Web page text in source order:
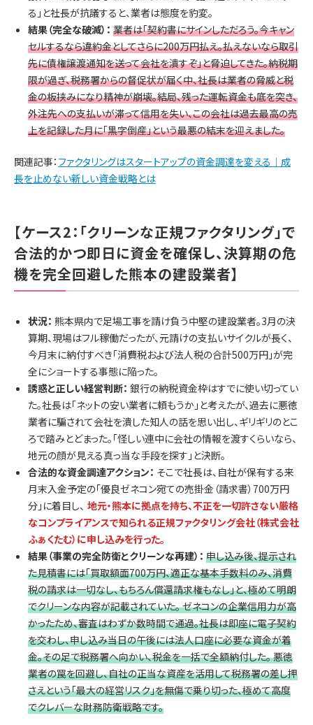
る」と社長が抗議すると、業者は態度を豹変。
結果（完全な破滅）： 業者は「契約書にサインしただろう。今キャン
セルするなら違約金としてさらに200万円払え。払えないなら取引
先に債権譲渡通知を送って会社を潰すぞ」と脅迫してきた。納税期
限が過ぎ、税務署からの督促状が届く中、社長は業者の脅威と税
金の板挟みになり精神が崩壊。結局、残った運転資金も底を突き、
外注先への支払いが滞って信用を失い、この会社は過去最高の売
上を記録した月に「黒字倒産」という最悪の結末を迎えました。
関連記事： ファクタリングはスタートアップの資金調達を変える｜成
長を止めない新しい資金戦略とは
【ケース2：「クリーンな正規ファクタリング」で
合法的かつ即日に資金を確保し、決算期の危
機を完全回避した熊本の建設業者】
状況： 熊本県内で足場工事を請け負う中堅の建設業者。3月の決
算期、現場はフル稼働だったが、元請けの支払いサイクルが長く、
今月末に納付すべき「消費税および法人税の合計500万円」が完
全にショートする事態に陥った。
誘惑と正しい経営判断： 銀行の納税資金枠はすでに使い切ってい
た。社長は「ネットの安い業者に頼もうか」と考えたが、過去に悪徳
業者に騙されて会社を潰した知人の話を思い出し、ギリギリのとこ
ろで踏みとどまった。「怪しい連中に会社の情報を渡すくらいなら、
地元の顔が見える真っ当な手段を探す」と決断。
合法的な資金調達アクション： そこで社長は、自社が保有する来
月末入金予定の「優良ゼネコン宛ての売掛金（請求書）700万円
分」に着目し、 地元・熊本に拠点を持ち、不正を一切許さない厳格
なコンプライアンスで知られる正規ファクタリング会社（株式会社
ふぁくたむ）に申し込みを行った。
結果（事業の完全防衛とクリーンな再建）： 申し込み後、提示され
た見積書には「買取額面700万円、適正な基本手数料のみ、消費
税の請求は一切なし、もちろん償還請求権もなし」と、極めて明朗
でクリーンな内容が記載されていた。 ゼネコンの企業信用力が高
かったため、審査はわずか数時間で通過。社長は即座に電子契約
を交わし、申し込み当日の午後には法人口座に必要な資金が着
金。その足で税務署へ向かい、税金を一括で全額納付した。 悪徳
業者の罠を回避し、自社の正当な資産を活用して税務署の差し押
さえという「最大の経営リスク」を無傷で乗り切った、極めて高度
でクレバーな財務防衛戦略です。